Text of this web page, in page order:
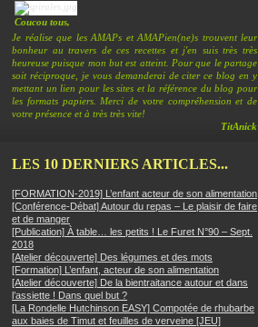
Coucou tous,
Je réalise que les AMAPs et AMAPien(ne)s trouvent leur
bonheur au travers de ces recettes et j'en suis très très
heureuse puisque mon but est atteint. Pour que le partage
soit réciproque, je vous demanderai de citer ce blog en y
mettant un lien pour les sites et la référence du blog pour
les formats papiers. Merci de votre compréhension et de
votre présence et à très très vite!
TitAnick
LES 10 DERNIERS ARTICLES...
[FORMATION-2019] L’enfant acteur de son alimentation
[Conférence-Débat] Autour du repas – Le plaisir de faire
et de manger
[Publication] À table… les petits ! Le Furet N°90 – Sept.
2018
[Atelier découverte] Des légumes et des mots
[Formation] L’enfant, acteur de son alimentation
[Atelier découverte] De la bientraitance autour et dans
l’assiette ! Dans quel but ?
[La Rondelle Hutchinson EASY] Compotée de rhubarbe
aux baies de Timut et feuilles de verveine [JEU]